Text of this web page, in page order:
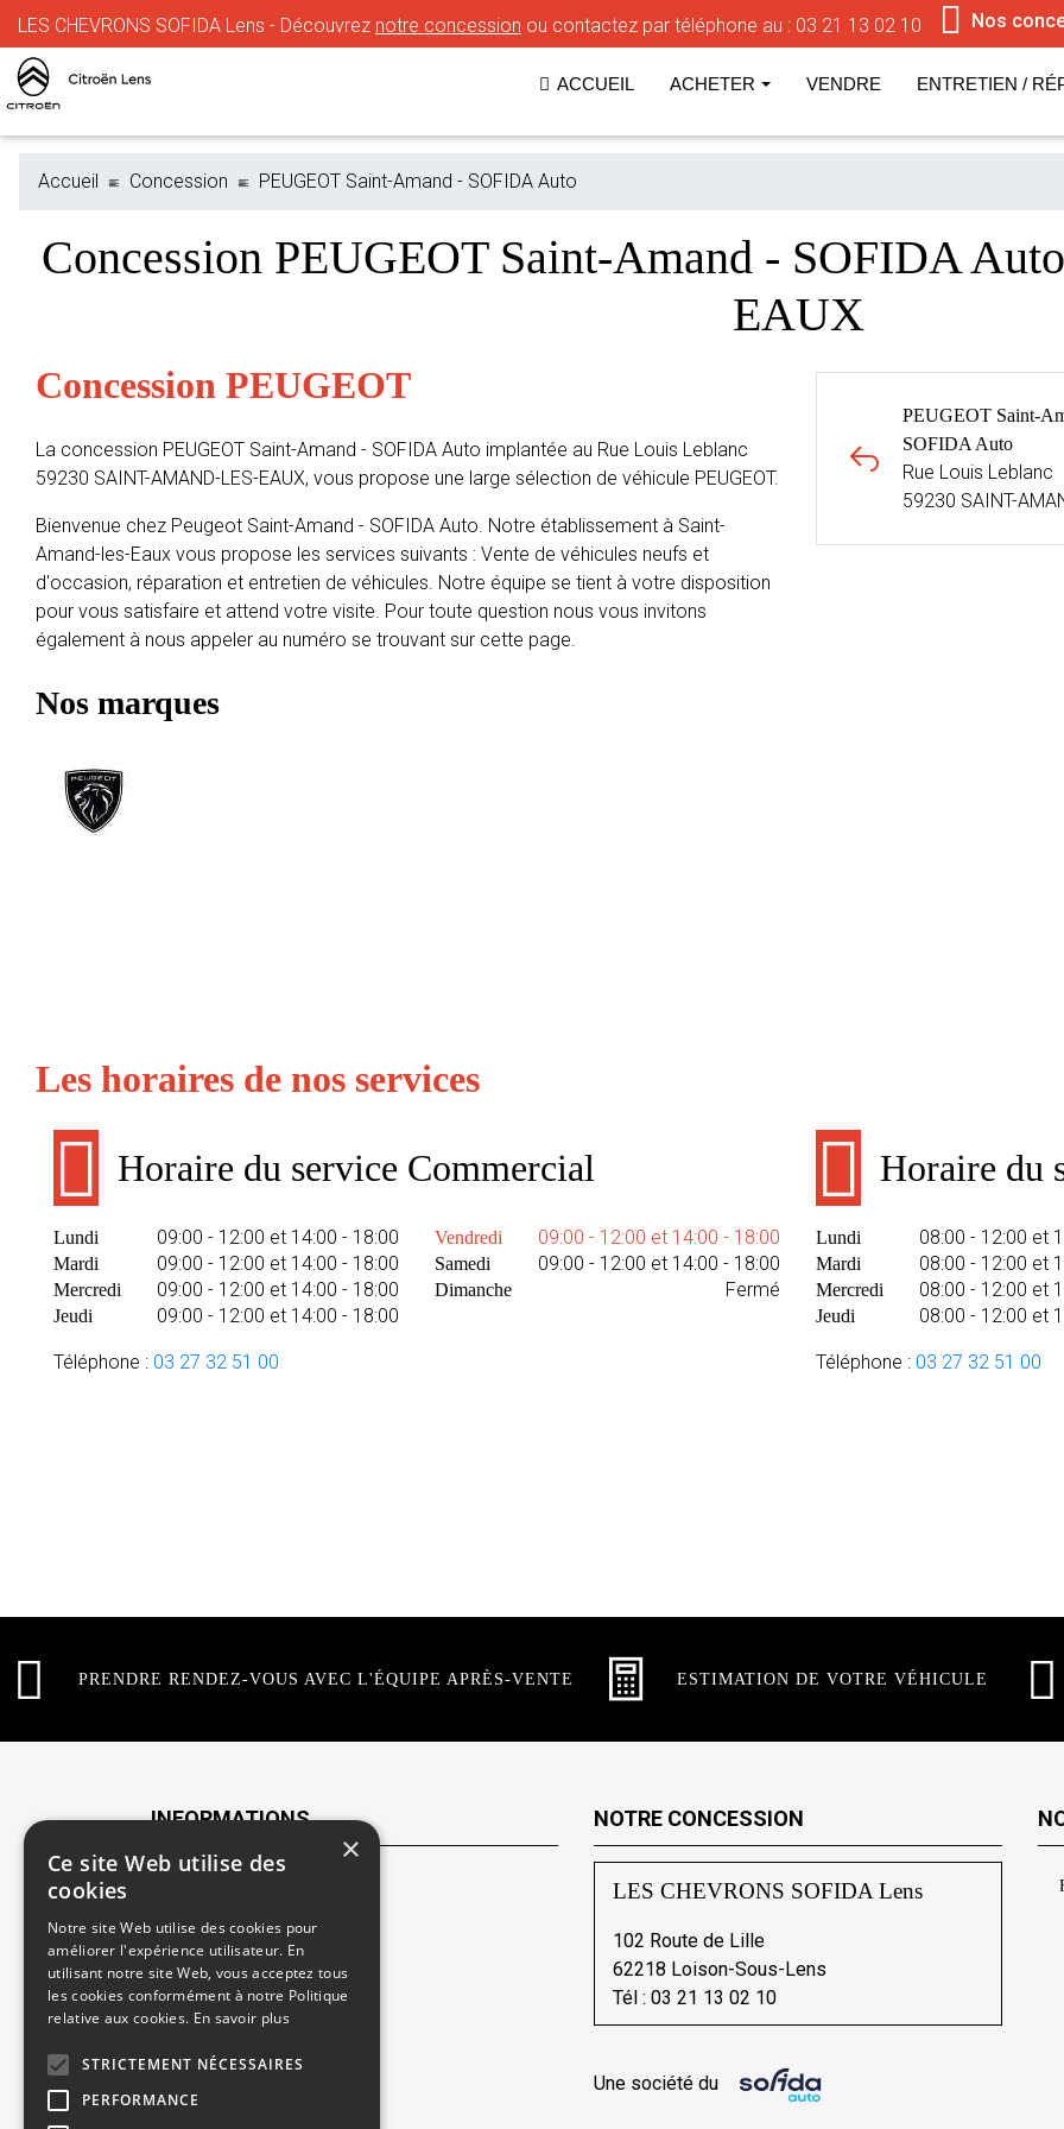
LES CHEVRONS SOFIDA Lens - Découvrez notre concession ou contactez par téléphone au : 03 21 13 02 10 Nos
ACCUEIL ACHETER VENDRE ENTRETIEN /
Accueil Concession PEUGEOT Saint-Amand - SOFIDA Auto
Concession PEUGEOT Saint-Amand - SOFIDA
EAUX
PEUGEOT Saint-
SOFIDA Auto
Rue Louis Leblanc
59230 SAINT-
Concession PEUGEOT
La concession PEUGEOT Saint-Amand - SOFIDA Auto implantée au Rue Louis Leblanc
59230 SAINT-AMAND-LES-EAUX, vous propose une large sélection de véhicule PEUGEOT.
Bienvenue chez Peugeot Saint-Amand - SOFIDA Auto. Notre établissement à Saint-
Amand-les-Eaux vous propose les services suivants : Vente de véhicules neufs et
d'occasion, réparation et entretien de véhicules. Notre équipe se tient à votre disposition
pour vous satisfaire et attend votre visite. Pour toute question nous vous invitons
également à nous appeler au numéro se trouvant sur cette page.
Nos marques
Les horaires de nos services
Horaire du service Commercial
Lundi 09:00 - 12:00 et 14:00 - 18:00
Mardi 09:00 - 12:00 et 14:00 - 18:00
Mercredi 09:00 - 12:00 et 14:00 - 18:00
Jeudi 09:00 - 12:00 et 14:00 - 18:00
Vendredi 09:00 - 12:00 et 14:00 - 18:00
Samedi 09:00 - 12:00 et 14:00 - 18:00
Dimanche Fermé
Téléphone : 03 27 32 51 00
Horaire du
Lundi 08:00 - 12:00 et
Mardi 08:00 - 12:00 et
Mercredi 08:00 - 12:00 et
Jeudi 08:00 - 12:00 et
Téléphone : 03 27 32 51 00
PRENDRE RENDEZ-VOUS AVEC L'ÉQUIPE APRÈS-VENTE ESTIMATION DE VOTRE VÉHICULE
INFORMATIONS
Recrutement
Rendez-vous atelier
Mentions légales
NOTRE CONCESSION
LES CHEVRONS SOFIDA Lens
102 Route de Lille
62218 Loison-Sous-Lens
Tél :03 21 13 02 10
Une société du
×
Ce site Web utilise des
cookies
Notre site Web utilise des cookies pour
améliorer l'expérience utilisateur. En
utilisant notre site Web, vous acceptez tous
les cookies conformément à notre Politique
relative aux cookies. En savoir plus
STRICTEMENT NÉCESSAIRES
PERFORMANCE